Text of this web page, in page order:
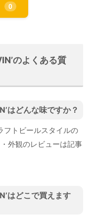
0
のよくある質
はどんな味ですか？
フトビールスタイルの
外観のレビューは記事
はどこで買えます